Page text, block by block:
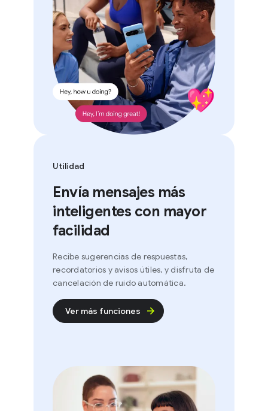
Utilidad
Envía mensajes más
inteligentes con mayor
facilidad
Recibe sugerencias de respuestas,
recordatorios y avisos útiles, y disfruta de
cancelación de ruido automática.
Ver más funciones